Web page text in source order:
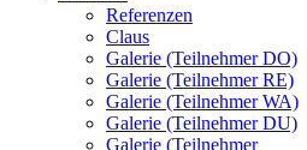
Referenzen
Claus
Galerie (Teilnehmer DO)
Galerie (Teilnehmer RE)
Galerie (Teilnehmer WA)
Galerie (Teilnehmer DU)
Galerie (Teilnehmer